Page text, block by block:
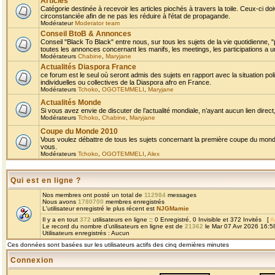
Catégorie destinée à recevoir les articles piochés à travers la toile. Ceux-ci
circonstanciée afin de ne pas les réduire à l'état de propagande.
ModérateurModerator team
Conseil BtoB & Annonces
Conseil "Black To Black" entre nous, sur tous les sujets de la vie
toutes les annonces concernant les manifs, les meetings, les participations a
Modérateurs Chabine Maryjane
Actualités Diaspora France
ce forum est le seul où seront admis des sujets en rapport avec la situation
individuelles ou collectives de la Diaspora afro en France.
Modérateurs Tchoko OGOTEMMELI Maryjane
Actualités Monde
Si vous avez envie de discuter de l’actualité mondiale, n’ayant aucun lien
Modérateurs Tchoko Chabine Maryjane
Coupe du Monde 2010
Vous voulez débattre de tous les sujets concernant la première coupe du
vous.
Modérateurs Tchoko OGOTEMMELI Alex
Qui est en ligne ?
Nos membres ont posté un total de 112984 messages
Nous avons 1780700 membres enregistrés
L'utilisateur enregistré le plus récent est NJGMamie
Il y a en tout 372 utilisateurs en ligne :: 0 Enregistré, 0 Invisible et 372 Invités [
Le record du nombre d'utilisateurs en ligne est de 21362 le Mar 07 Avr 2026
Utilisateurs enregistrés : Aucun
Ces données sont basées sur les utilisateurs actifs des cinq dernières minutes
Connexion